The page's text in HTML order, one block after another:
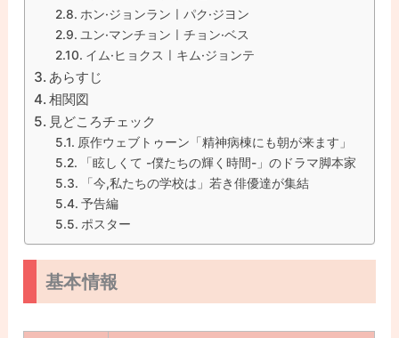
ホン·ジョンランㅣパク·ジヨン
ユン·マンチョンㅣチョン·ベス
イム·ヒョクスㅣキム·ジョンテ
あらすじ
相関図
見どころチェック
原作ウェブトゥーン「精神病棟にも朝が来ます」
「眩しくて -僕たちの輝く時間-」のドラマ脚本家
「今,私たちの学校は」若き俳優達が集結
予告編
ポスター
基本情報